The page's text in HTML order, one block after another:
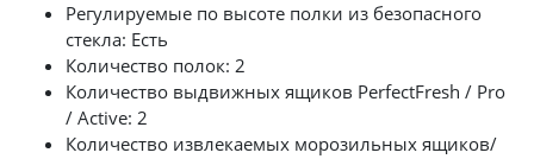
Регулируемые по высоте полки из безопасного
стекла: Есть
Количество полок: 2
Количество выдвижных ящиков PerfectFresh / Pro
/ Active: 2
Количество извлекаемых морозильных ящиков/